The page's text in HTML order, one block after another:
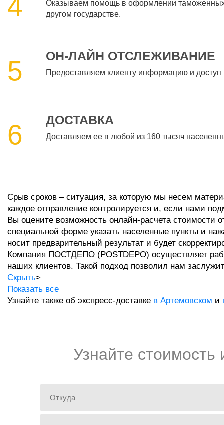
Оказываем помощь в оформлении таможенных
другом государстве.
5 ОН-ЛАЙН ОТСЛЕЖИВАНИЕ
Предоставляем клиенту информацию и доступ
6 ДОСТАВКА
Доставляем ее в любой из 160 тысяч
Срыв сроков – ситуация, за которую мы несем
каждое отправление контролируется и, если нами
Вы оцените возможность онлайн-расчета стоимости
специальной форме указать населенные пункты и
носит предварительный результат и будет
Компания ПОСТДЕПО (POSTDEPO) осуществляет
наших клиентов. Такой подход позволил нам
Скрыть>
Показать все
Узнайте также об экспресс-доставке в Артемовском и
Узнайте стоимость